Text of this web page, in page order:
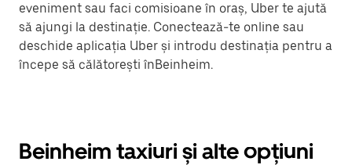
eveniment sau faci comisioane în oraș, Uber te ajută
să ajungi la destinație. Conectează-te online sau
deschide aplicația Uber și introdu destinația pentru a
începe să călătorești înBeinheim.
Beinheim taxiuri și alte opțiuni